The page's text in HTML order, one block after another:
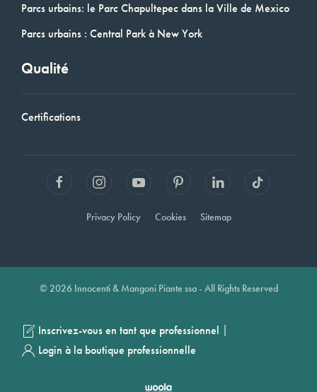
Parcs urbains: le Parc Chapultepec dans la Ville de Mexico
Parcs urbains : Central Park à New York
Qualité
Certifications
Privacy Policy Cookies Sitemap
© 2026 Innocenti & Mangoni Piante ssa - All Rights Reserved
Inscrivez-vous en tant que professionnel |
Login à la boutique professionnelle